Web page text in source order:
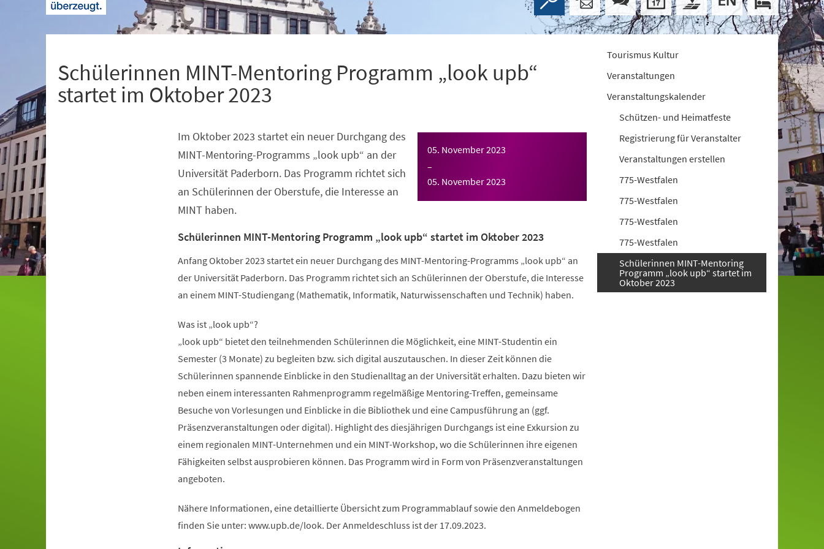
Schülerinnen MINT-Mentoring Programm „look upb“
startet im Oktober 2023
05. November 2023
–
05. November 2023
Im Oktober 2023 startet ein neuer Durchgang des
MINT-Mentoring-Programms „look upb“ an der
Universität Paderborn. Das Programm richtet sich
an Schülerinnen der Oberstufe, die Interesse an
MINT haben.
Schülerinnen MINT-Mentoring Programm „look upb“ startet im Oktober 2023
Anfang Oktober 2023 startet ein neuer Durchgang des MINT-Mentoring-Programms „look upb“ an
der Universität Paderborn. Das Programm richtet sich an Schülerinnen der Oberstufe, die Interesse
an einem MINT-Studiengang (Mathematik, Informatik, Naturwissenschaften und Technik) haben.
Was ist „look upb“?
„look upb“ bietet den teilnehmenden Schülerinnen die Möglichkeit, eine MINT-Studentin ein
Semester (3 Monate) zu begleiten bzw. sich digital auszutauschen. In dieser Zeit können die
Schülerinnen spannende Einblicke in den Studienalltag an der Universität erhalten. Dazu bieten wir
neben einem interessanten Rahmenprogramm regelmäßige Mentoring-Treffen, gemeinsame
Besuche von Vorlesungen und Einblicke in die Bibliothek und eine Campusführung an (ggf.
Präsenzveranstaltungen oder digital). Highlight des diesjährigen Durchgangs ist eine Exkursion zu
einem regionalen MINT-Unternehmen und ein MINT-Workshop, wo die Schülerinnen ihre eigenen
Fähigkeiten selbst ausprobieren können. Das Programm wird in Form von Präsenzveranstaltungen
angeboten.
Nähere Informationen, eine detaillierte Übersicht zum Programmablauf sowie den Anmeldebogen
finden Sie unter: www.upb.de/look. Der Anmeldeschluss ist der 17.09.2023.
Tourismus Kultur
Veranstaltungen
Veranstaltungskalender
Schützen- und Heimatfeste
Registrierung für Veranstalter
Veranstaltungen erstellen
775-Westfalen
775-Westfalen
775-Westfalen
775-Westfalen
Schülerinnen MINT-Mentoring
Programm „look upb“ startet im
Oktober 2023